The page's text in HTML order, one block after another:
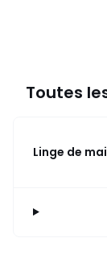
Toutes
Linge de